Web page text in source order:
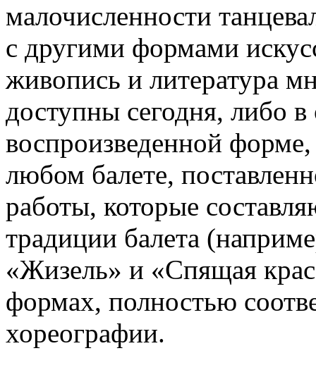
малочисленности
с другими формами
живопись и литература
доступны сегодня, либо
воспроизведенной
любом балете,
работы, которые
традиции балета
«Жизель» и «Спящая
формах, полностью
хореографии.